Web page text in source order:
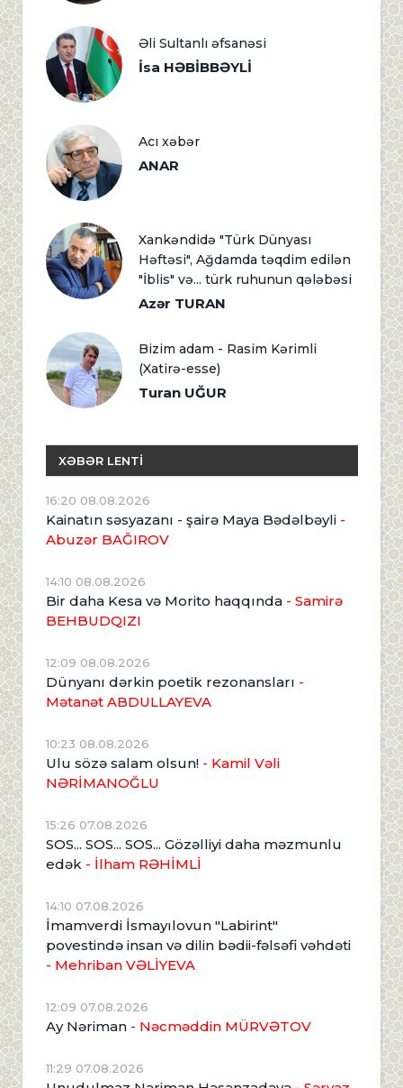
Əli Sultanlı əfsanəsi
İsa HƏBİBBƏYLİ
Acı xəbər
ANAR
Xankəndidə "Türk Dünyası
Həftəsi", Ağdamda təqdim edilən
"İblis" və... türk ruhunun qələbəsi
Azər TURAN
Bizim adam - Rasim Kərimli
(Xatirə-esse)
Turan UĞUR
XƏBƏR LENTİ
16:20 08.08.2026
Kainatın səsyazanı - şairə Maya Bədəlbəyli -
Abuzər BAĞIROV
14:10 08.08.2026
Bir daha Kesa və Morito haqqında - Samirə
BEHBUDQIZI
12:09 08.08.2026
Dünyanı dərkin poetik rezonansları -
Mətanət ABDULLAYEVA
10:23 08.08.2026
Ulu sözə salam olsun! - Kamil Vəli
NƏRİMANOĞLU
15:26 07.08.2026
SOS... SOS... SOS... Gözəlliyi daha məzmunlu
edək - İlham RƏHİMLİ
14:10 07.08.2026
İmamverdi İsmayılovun "Labirint"
povestində insan və dilin bədii-fəlsəfi vəhdəti
- Mehriban VƏLİYEVA
12:09 07.08.2026
Ay Nəriman - Nəcməddin MÜRVƏTOV
11:29 07.08.2026